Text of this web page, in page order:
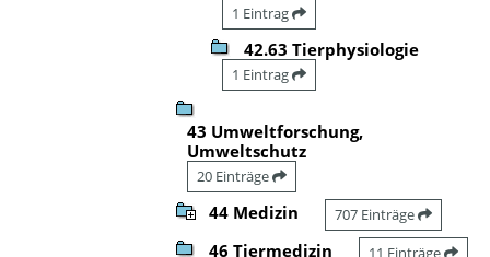
1 Eintrag
42.63 Tierphysiologie
1 Eintrag
43 Umweltforschung,
Umweltschutz
20 Einträge
44 Medizin 707 Einträge
46 Tiermedizin 11 Einträge